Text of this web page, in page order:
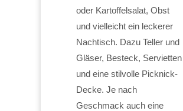
oder Kartoffelsalat, Obst
und vielleicht ein leckerer
Nachtisch. Dazu Teller und
Gläser, Besteck, Servietten
und eine stilvolle Picknick-
Decke. Je nach
Geschmack auch eine